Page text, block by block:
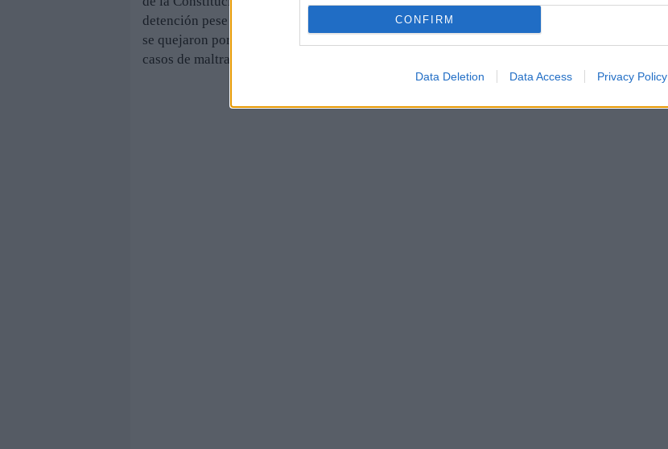
CONFIRM
Data Deletion Data Access Privacy Policy
detención pese a haber cumplido su pena. El presidente de la comisión citó a detenidos que
se quejaron por haber sido desnudados para ser registrados. Según el informe, hay “menos
casos de maltrato” en la parte afgana de la cárcel que en la americana.